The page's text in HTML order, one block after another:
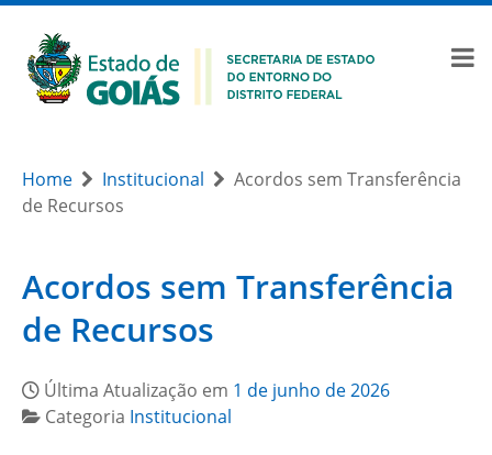
Home Institucional
Acordos sem Transferência
de Recursos
Acordos sem Transferência
de Recursos
Última Atualização em 1 de junho de 2026
Categoria Institucional